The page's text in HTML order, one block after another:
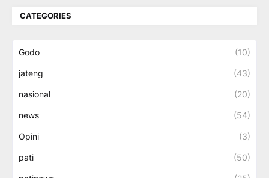
CATEGORIES
Godo (10)
jateng (43)
nasional (20)
news (54)
Opini (3)
pati (50)